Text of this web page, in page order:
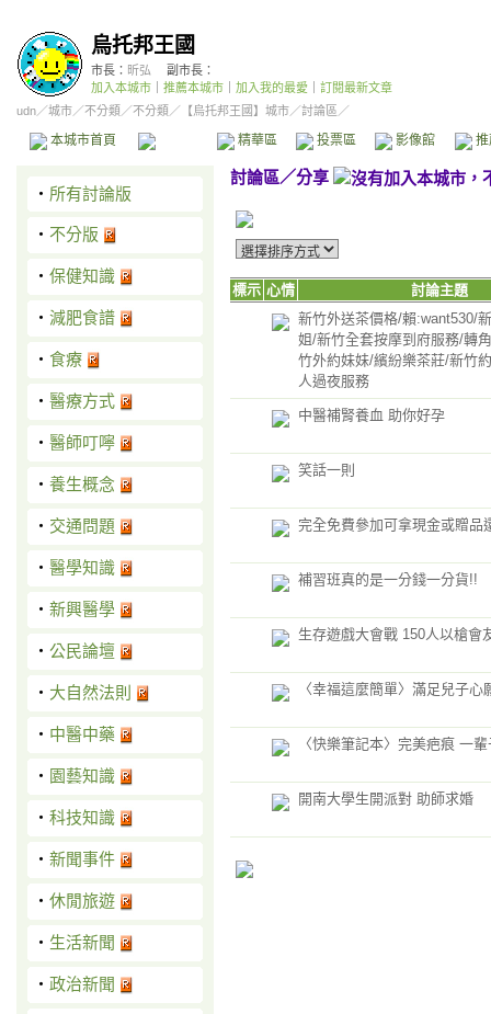
烏托邦王國
市長： 昕弘
副市長：
加入本城市
推薦本城市 加入我的最愛
訂閱最新文章
udn／城市／不分類 ／不分類 ／ 【烏托邦王國】城市／討論區／
本城市首頁 精華區 投票區 影像館
‧ 所有討論版
‧ 不分版
‧ 保健知識
‧ 減肥食譜
‧ 食療
‧ 醫療方式
‧ 醫師叮嚀
‧ 養生概念
‧ 交通問題
‧ 醫學知識
‧ 新興醫學
‧ 公民論壇
‧ 大自然法則
‧ 中醫中藥
‧ 園藝知識
‧ 科技知識
‧ 新聞事件
‧ 休閒旅遊
‧ 生活新聞
‧ 政治新聞
討論區／分享
標示 心情
討論主題
新竹外送茶價格/賴:want530/
姐/新竹全套按摩到府服務/轉
竹外約妹妹/繽紛樂茶莊/新竹
人過夜服務
中醫補腎養血 助你好孕
笑話一則
完全免費參加可拿現金或贈品
補習班真的是一分錢一分貨!!
生存遊戲大會戰 150人以槍會
〈幸福這麼簡單〉滿足兒子心
〈快樂筆記本〉完美疤痕 一
開南大學生開派對 助師求婚